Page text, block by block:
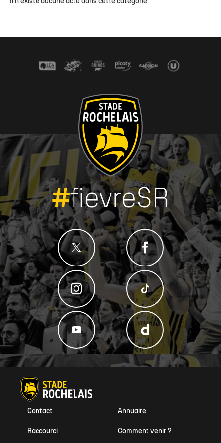
Il n'existe aucune actu dans cette catégorie
#fievreSR
Annuaire
Contact
Comment venir ?
Raccourci